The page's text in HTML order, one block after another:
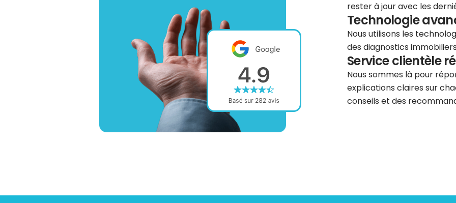
rester à jour avec les
Technologie
Nous utilisons les
des diagnostics
Service clientèle
Nous sommes là pour
explications claires sur
conseils et des